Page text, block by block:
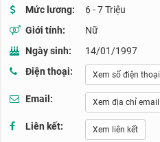
Mức lương:
6 - 7 Triệu
Giới tính:
Nữ
Ngày sinh:
14/01/1997
Điện thoại:
Xem số điện thoại
Email: Xem địa chỉ email
Liên kết: Xem liên kết